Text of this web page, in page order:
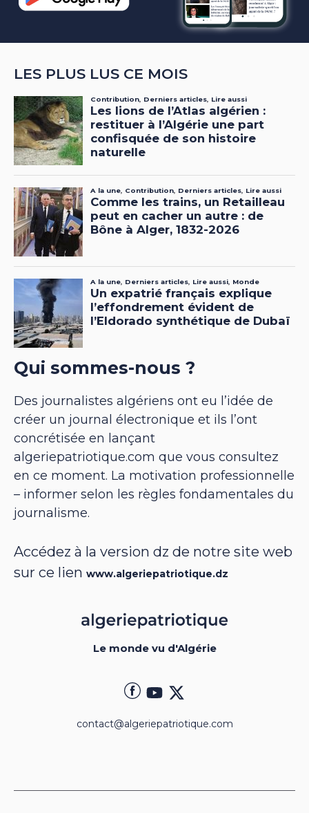
LES PLUS LUS CE MOIS
Qui sommes-nous ?
Des journalistes algériens ont eu l’idée de
créer un journal électronique et ils l’ont
concrétisée en lançant
algeriepatriotique.com que vous consultez
en ce moment. La motivation professionnelle
– informer selon les règles fondamentales du
journalisme.
Accédez à la version dz de notre site web
sur ce lien www.algeriepatriotique.dz
Le monde vu d'Algérie
contact@algeriepatriotique.com